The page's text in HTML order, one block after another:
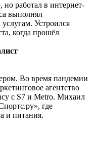
работал в интернет-
выполнял
Устроился
когда прошёл
Во время пандемии
агентство
с S7 и Metro. Михаил
где
и питания.